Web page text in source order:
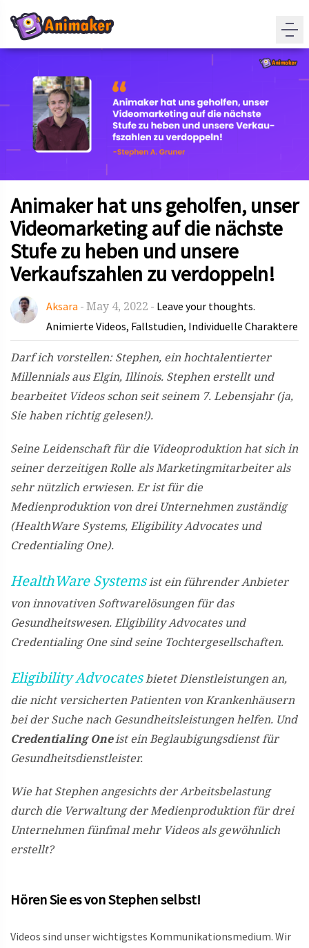
Animaker hat uns geholfen, unser
Videomarketing auf die nächste
Stufe zu heben und unsere
Verkaufszahlen zu verdoppeln!
Aksara - May 4, 2022 - Leave your thoughts.
Animierte Videos, Fallstudien, Individuelle Charaktere
Darf ich vorstellen: Stephen, ein hochtalentierter
Millennials aus Elgin, Illinois. Stephen erstellt und
bearbeitet Videos schon seit seinem 7. Lebensjahr (ja,
Sie haben richtig gelesen!).
Seine Leidenschaft für die Videoproduktion hat sich in
seiner derzeitigen Rolle als Marketingmitarbeiter als
sehr nützlich erwiesen. Er ist für die
Medienproduktion von drei Unternehmen zuständig
(HealthWare Systems, Eligibility Advocates und
Credentialing One).
HealthWare Systemsist ein führender Anbieter
von innovativen Softwarelösungen für das
Gesundheitswesen. Eligibility Advocates und
Credentialing One sind seine Tochtergesellschaften.
Eligibility Advocatesbietet Dienstleistungen an,
die nicht versicherten Patienten von Krankenhäusern
bei der Suche nach Gesundheitsleistungen helfen. Und
Credentialing Oneist ein Beglaubigungsdienst für
Gesundheitsdienstleister.
Wie hat Stephen angesichts der Arbeitsbelastung
durch die Verwaltung der Medienproduktion für drei
Unternehmen fünfmal mehr Videos als gewöhnlich
erstellt?
Hören Sie es von Stephen selbst!
Videos sind unser wichtigstes Kommunikationsmedium. Wir